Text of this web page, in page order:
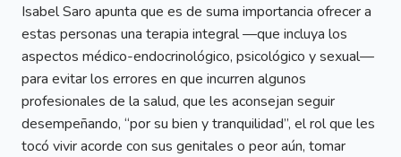
Isabel Saro apunta que es de suma importancia ofrecer a
estas personas una terapia integral —que incluya los
aspectos médico-endocrinológico, psicológico y sexual—
para evitar los errores en que incurren algunos
profesionales de la salud, que les aconsejan seguir
desempeñando, “por su bien y tranquilidad”, el rol que les
tocó vivir acorde con sus genitales o peor aún, tomar